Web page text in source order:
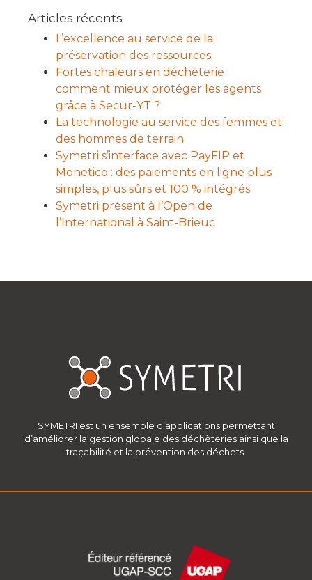
Articles récents
L’excellence au service de la
préservation des ressources
Fortes chaleurs en déchèterie :
comment mieux protéger les agents
grâce à Secur-YT ?
La technologie au service des femmes et
des hommes de terrain
Symetri s’interface avec PayFIP et
Monetico : des paiements en ligne plus
simples, plus sûrs et 100 % intégrés
Symetri présent à l’Open de
l’International à Saint-Brieuc
SYMETRI est un ensemble d’applications permettant
d’améliorer la gestion globale des déchèteries ainsi que la
traçabilité et la prévention des déchets.